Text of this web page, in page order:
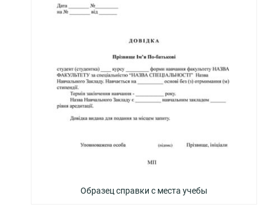
Образец справки с места учебы